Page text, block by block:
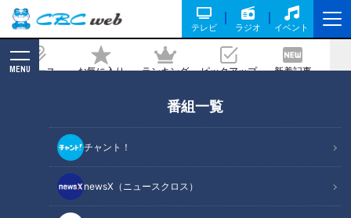
テレビ ラジオ イベント
ニュース お気に入り ランキング ピックアップ 新着記事
MENU
番組一覧
チャント！
newsX（ニュースクロス）
を知っている安心感とは。～定期配信型
ドキュメンタリー「ピエロと呼ばれた息
子」第７１話
2022/10/12 19:00